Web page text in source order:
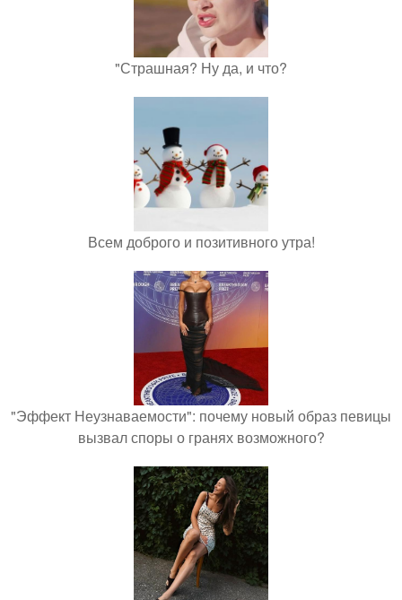
"Страшная? Ну да, и что?
Всем доброго и позитивного утра!
"Эффект Неузнаваемости": почему новый образ певицы
вызвал споры о гранях возможного?